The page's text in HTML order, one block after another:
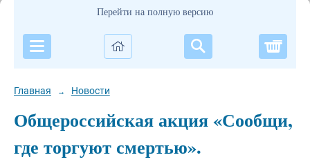
Перейти на полную версию
Главная → Новости
Общероссийская акция «Сообщи,
где торгуют смертью».